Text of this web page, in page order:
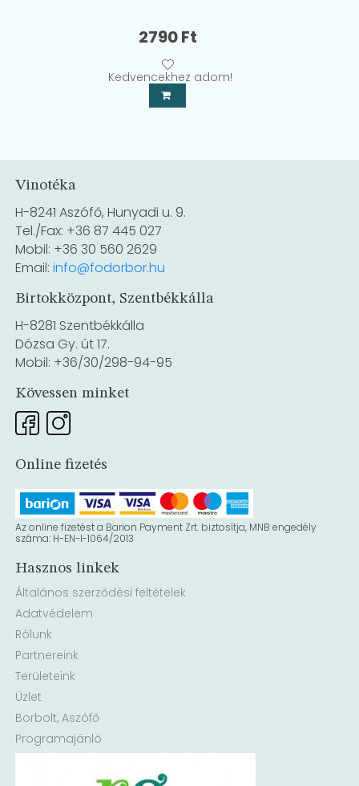
2790Ft
Kedvencekhez adom!
Vinotéka
H-8241 Aszófő, Hunyadi u. 9.
Tel./Fax: +36 87 445 027
Mobil: +36 30 560 2629
Email:info@fodorbor.hu
Birtokközpont, Szentbékkálla
H-8281 Szentbékkálla
Dózsa Gy. út 17.
Mobil: +36/30/298-94-95
Kövessen minket
Online fizetés
Az online fizetést a Barion Payment Zrt. biztosítja, MNB engedély
száma: H-EN-I-1064/2013
Hasznos linkek
Általános szerződési feltételek
Adatvédelem
Rólunk
Partnereink
Területeink
Üzlet
Borbolt, Aszófő
Programajánló